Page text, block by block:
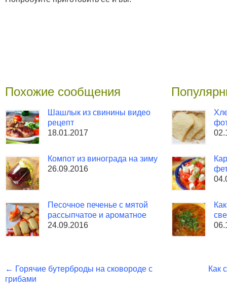
Похожие сообщения
Шашлык из свинины видео
рецепт
18.01.2017
Компот из винограда на зиму
26.09.2016
Песочное печенье с мятой
рассыпчатое и ароматное
24.09.2016
← Горячие бутерброды на сковороде с
грибами
Как